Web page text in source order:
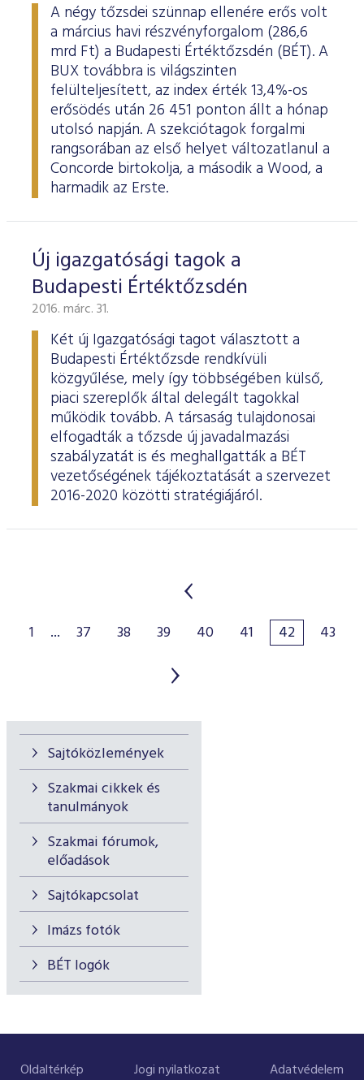
Sajtóközlemények
Szakmai cikkek és
tanulmányok
Szakmai fórumok,
előadások
Sajtókapcsolat
Imázs fotók
BÉT logók
A négy tőzsdei szünnap ellenére erős volt
a március havi részvényforgalom (286,6
mrd Ft) a Budapesti Értéktőzsdén (BÉT). A
BUX továbbra is világszinten
felülteljesített, az index érték 13,4%-os
erősödés után 26 451 ponton állt a hónap
utolsó napján. A szekciótagok forgalmi
rangsorában az első helyet változatlanul a
Concorde birtokolja, a második a Wood, a
harmadik az Erste.
Új igazgatósági tagok a
Budapesti Értéktőzsdén
2016. márc. 31.
Két új Igazgatósági tagot választott a
Budapesti Értéktőzsde rendkívüli
közgyűlése, mely így többségében külső,
piaci szereplők által delegált tagokkal
működik tovább. A társaság tulajdonosai
elfogadták a tőzsde új javadalmazási
szabályzatát is és meghallgatták a BÉT
vezetőségének tájékoztatását a szervezet
2016-2020 közötti stratégiájáról.
1 ... 37 38 39 40 41 42 43
Oldaltérkép Jogi nyilatkozat Adatvédelem